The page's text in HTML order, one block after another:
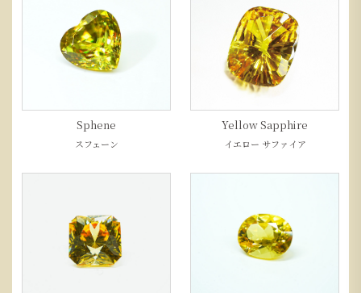
Sphene
スフェーン
Yellow Sapphire
イエロー サファイア